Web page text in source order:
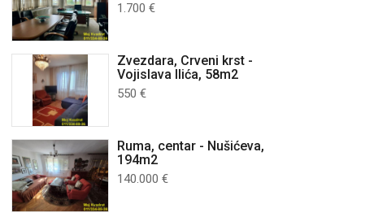
1.700 €
Zvezdara, Crveni krst -
Vojislava Ilića, 58m2
550 €
Ruma, centar - Nušićeva,
194m2
140.000 €